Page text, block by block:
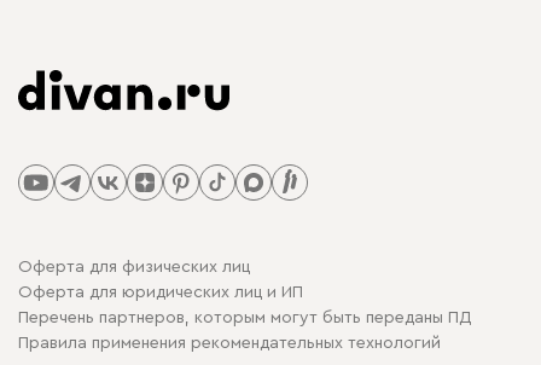
Оферта для физических лиц
Оферта для юридических лиц и ИП
Перечень партнеров, которым могут быть переданы ПД
Правила применения рекомендательных технологий